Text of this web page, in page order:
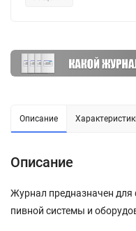
Описание
Описание
Журнал предназначен
пивной системы и